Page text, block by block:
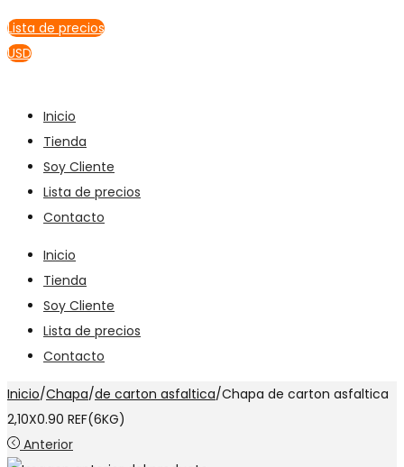
Lista de precios
USD
Inicio
Tienda
Soy Cliente
Lista de precios
Contacto
Inicio
Tienda
Soy Cliente
Lista de precios
Contacto
Inicio/Chapa/de carton asfaltica/Chapa de carton asfaltica
2,10X0.90 REF(6KG)
Anterior